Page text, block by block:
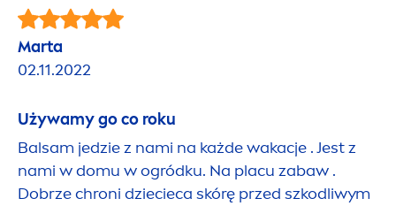
Marta
02.11.2022
Używamy go co roku
Balsam jedzie z nami na każde wakacje . Jest z
nami w domu w ogródku. Na placu zabaw .
Dobrze chroni dziecieca skórę przed szkodliwym